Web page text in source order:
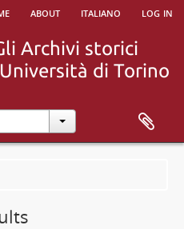
about italiano log in